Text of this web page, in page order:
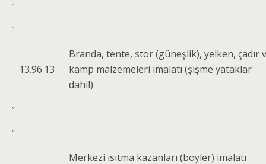
”
“
13.96.13
Branda, tente, stor (güneşlik), yelken, çadır
kamp malzemeleri imalatı (şişme yataklar
dahil)
”
“
Merkezi ısıtma kazanları (boyler) imalatı